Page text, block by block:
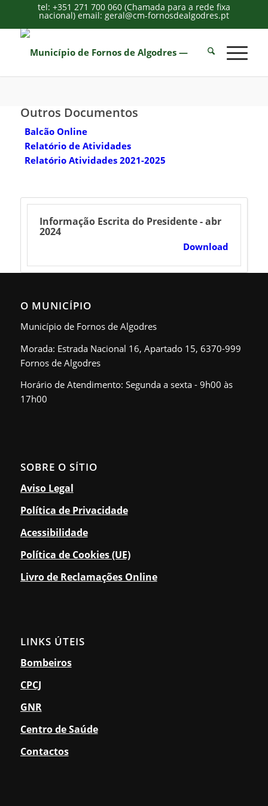
tel: +351 271 700 060 (Chamada para a rede fixa
nacional) email: geral@cm-fornosdealgodres.pt
Outros Documentos
Balcão Online
Relatório de Atividades
Relatório Atividades 2021-2025
Informação Escrita do Presidente - abr
2024
Download
O MUNICÍPIO
Município de Fornos de Algodres
Morada: Estrada Nacional 16, Apartado 15, 6370-999
Fornos de Algodres
Horário de Atendimento: Segunda a sexta - 9h00 às
17h00
SOBRE O SÍTIO
Aviso Legal
Política de Privacidade
Acessibilidade
Política de Cookies (UE)
Livro de Reclamações Online
LINKS ÚTEIS
Bombeiros
CPCJ
GNR
Centro de Saúde
Contactos